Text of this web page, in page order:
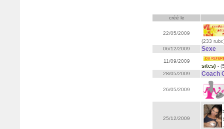
créé le
22/05/2009
(233
06/12/2009
Sexe
11/09/2009
sites) -
28/05/2009
Coach
26/05/2009
25/12/2009